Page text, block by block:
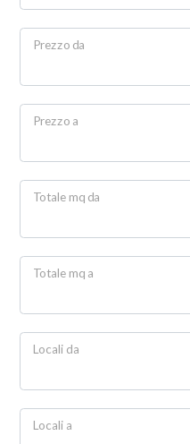
Prezzo da
Prezzo a
Totale mq da
Totale mq a
Locali da
Locali a
Locali
minimi
Qualsiasi
2
3